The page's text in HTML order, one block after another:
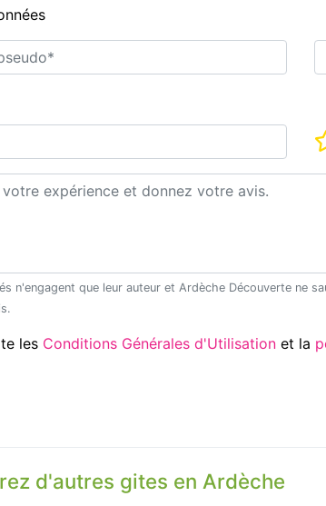
Découverte ne saurait être tenu pour responsable en cas de litige. Merci de
les Conditions Générales d'Utilisation et la
d'autres gites en Ardèche